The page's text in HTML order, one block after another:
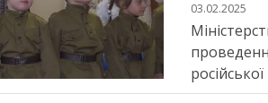
03.02.2025